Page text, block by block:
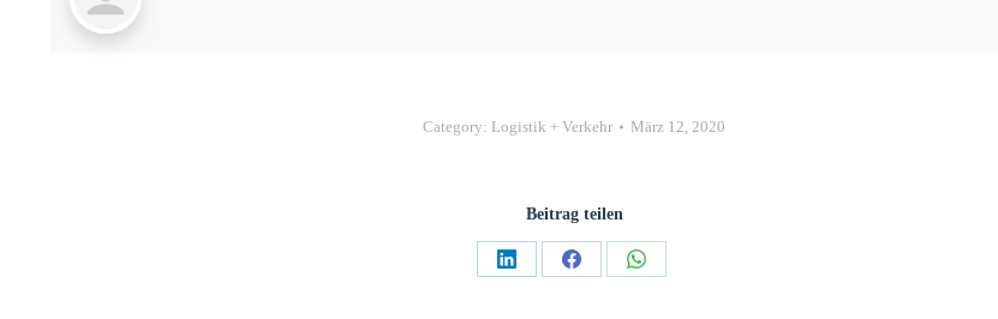
Category: Logistik + Verkehr März 12, 2020
Beitrag teilen